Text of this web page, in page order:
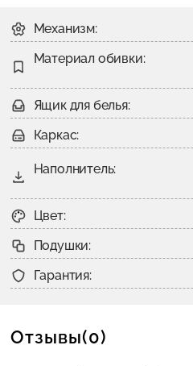
Механизм:
Материал обивки:
Ящик для белья:
Каркас:
Наполнитель:
Цвет:
Подушки:
Гарантия:
Отзывы(0)